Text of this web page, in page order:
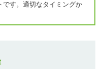
です。適切なタイミングか